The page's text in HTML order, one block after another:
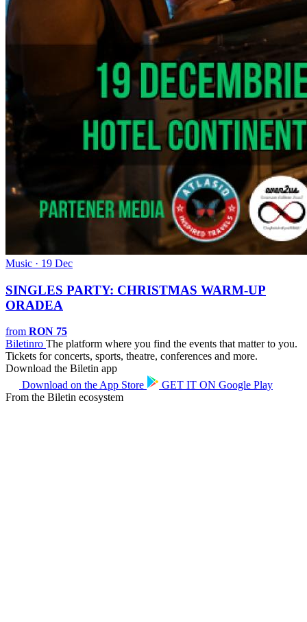
Music · 19 Dec
SINGLES PARTY: CHRISTMAS WARM-UP
ORADEA
from RON 75
Biletinro The platform where you find the events that matter to you.
Tickets for concerts, sports, theatre, conferences and more.
Download the Biletin app
Download on the App Store GET IT ON Google Play
From the Biletin ecosystem